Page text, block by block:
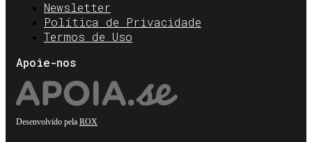
Newsletter
Política de Privacidade
Termos de Uso
Apoie-nos
Desenvolvido pela ROX